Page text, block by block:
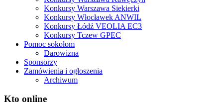
Konkursy Warszawa Siekierki
Konkursy Włocławek ANWIL
Konkursy Łódź VEOLIA EC3
Konkursy Tczew GPEC
Pomoc sokołom
Darowizna
Sponsorzy
Zamówienia i ogłoszenia
Archiwum
Kto online